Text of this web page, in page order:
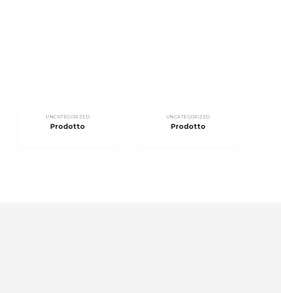
UNCATEGORIZED
Prodotto
UNCATEGORIZED
Prodotto